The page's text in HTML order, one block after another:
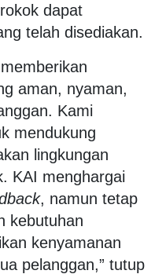
dapat
telah disediakan.
aman, nyaman,
Kami
mendukung
lingkungan
KAI menghargai
, namun tetap
kebutuhan
kenyamanan
pelanggan,” tutup